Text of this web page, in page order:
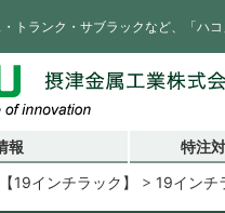
トランク・サブラックなど、「ハ
報 特注
19インチラック】 19インチ